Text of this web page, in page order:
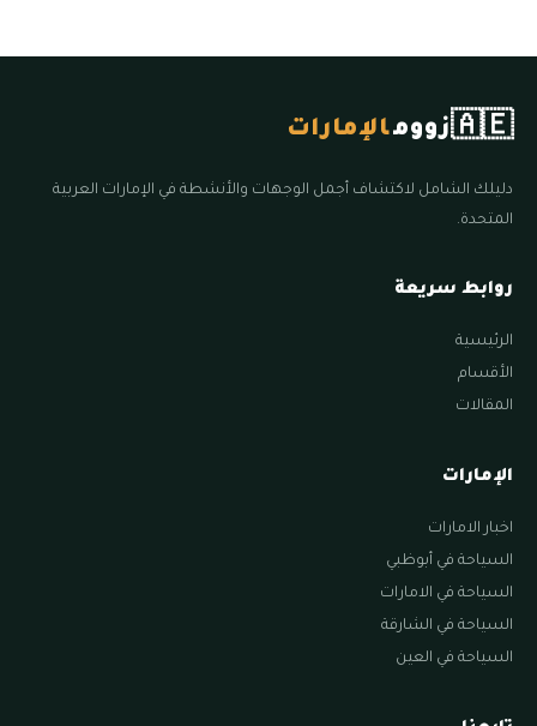
🇦🇪زوومالإمارات
دليلك الشامل لاكتشاف أجمل الوجهات والأنشطة في الإمارات العربية
المتحدة.
روابط سريعة
الرئيسية
الأقسام
المقالات
الإمارات
اخبار الامارات
السياحة في أبوظبي
السياحة في الامارات
السياحة في الشارقة
السياحة في العين